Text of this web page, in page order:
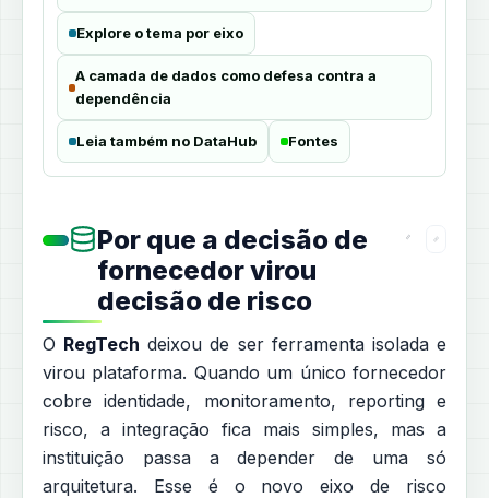
Explore o tema por eixo
A camada de dados como defesa contra a
dependência
Leia também no DataHub Fontes
Por que a decisão de
fornecedor virou
decisão de risco
O RegTech deixou de ser ferramenta isolada e
virou plataforma. Quando um único fornecedor
cobre identidade, monitoramento, reporting e
risco, a integração fica mais simples, mas a
instituição passa a depender de uma só
arquitetura. Esse é o novo eixo de risco